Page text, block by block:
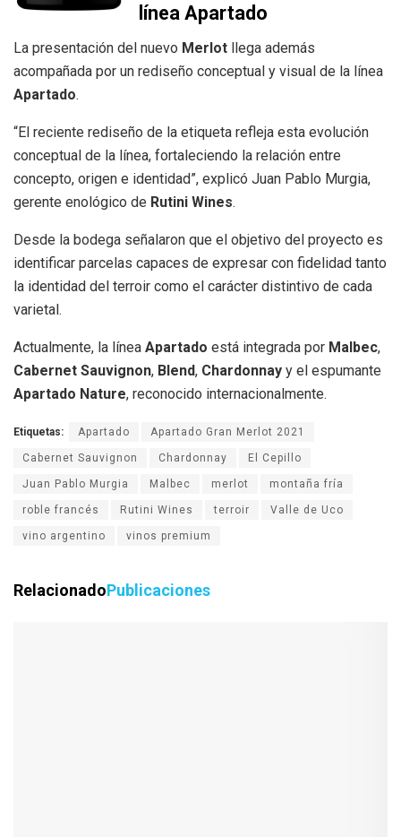
línea Apartado
La presentación del nuevo Merlot llega además
acompañada por un rediseño conceptual y visual de la línea
Apartado.
“El reciente rediseño de la etiqueta refleja esta evolución
conceptual de la línea, fortaleciendo la relación entre
concepto, origen e identidad”, explicó Juan Pablo Murgia,
gerente enológico de Rutini Wines.
Desde la bodega señalaron que el objetivo del proyecto es
identificar parcelas capaces de expresar con fidelidad tanto
la identidad del terroir como el carácter distintivo de cada
varietal.
Actualmente, la línea Apartado está integrada por Malbec,
Cabernet Sauvignon, Blend, Chardonnay y el espumante
Apartado Nature, reconocido internacionalmente.
Etiquetas: Apartado Apartado Gran Merlot 2021
Cabernet Sauvignon Chardonnay El Cepillo
Juan Pablo Murgia Malbec merlot montaña fría
roble francés Rutini Wines terroir Valle de Uco
vino argentino vinos premium
RelacionadoPublicaciones